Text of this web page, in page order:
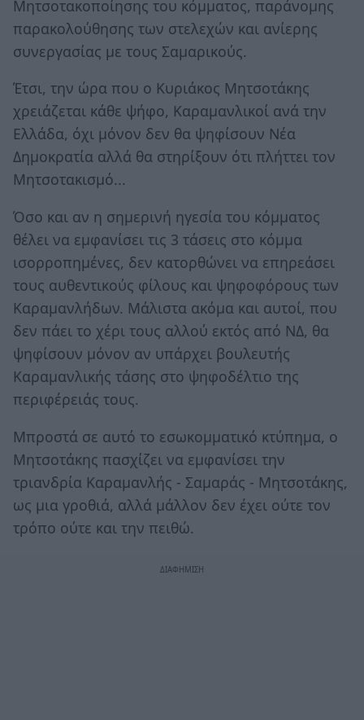
Μητσοτακοποίησης του κόμματος, παράνομης
παρακολούθησης των στελεχών και ανίερης
συνεργασίας με τους Σαμαρικούς.
Έτσι, την ώρα που ο Κυριάκος Μητσοτάκης
χρειάζεται κάθε ψήφο, Καραμανλικοί ανά την
Ελλάδα, όχι μόνον δεν θα ψηφίσουν Νέα
Δημοκρατία αλλά θα στηρίξουν ότι πλήττει τον
Μητσοτακισμό...
Όσο και αν η σημερινή ηγεσία του κόμματος
θέλει να εμφανίσει τις 3 τάσεις στο κόμμα
ισορροπημένες, δεν κατορθώνει να επηρεάσει
τους αυθεντικούς φίλους και ψηφοφόρους των
Καραμανλήδων. Μάλιστα ακόμα και αυτοί, που
δεν πάει το χέρι τους αλλού εκτός από ΝΔ, θα
ψηφίσουν μόνον αν υπάρχει βουλευτής
Καραμανλικής τάσης στο ψηφοδέλτιο της
περιφέρειάς τους.
Μπροστά σε αυτό το εσωκομματικό κτύπημα, ο
Μητσοτάκης πασχίζει να εμφανίσει την
τριανδρία Καραμανλής - Σαμαράς - Μητσοτάκης,
ως μια γροθιά, αλλά μάλλον δεν έχει ούτε τον
τρόπο ούτε και την πειθώ.